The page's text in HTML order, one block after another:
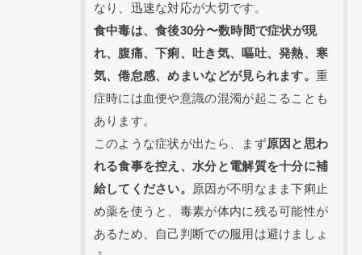
なり、迅速な対応が大切です。
食中毒は、食後30分〜数時間で症状が現
れ、腹痛、下痢、吐き気、嘔吐、発熱、寒
気、倦怠感、めまいなどが見られます。重
症時には血便や意識の混濁が起こることも
あります。
このような症状が出たら、まず原因と思わ
れる食事を控え、水分と電解質を十分に補
給してください。
原因が不明なまま下痢止
め薬を使うと、毒素が体内に残る可能性が
あるため、自己判断での服用は避けましょ